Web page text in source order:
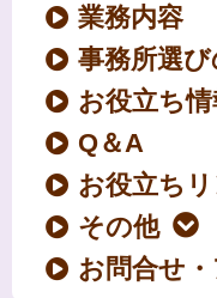
業務内容
事務所選
お役立ち情
Q＆A
お役立ち
その他
お問合せ